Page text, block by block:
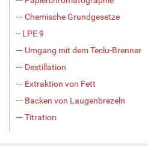
--- Chemische Grundgesetze
-- LPE 9
--- Umgang mit dem Teclu-Brenner
--- Destillation
--- Extraktion von Fett
--- Backen von Laugenbrezeln
--- Titration